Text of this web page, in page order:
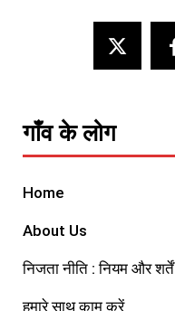
गाँव के लोग
Home
About Us
निजता नीति : नियम और शर्तें
हमारे साथ काम करें